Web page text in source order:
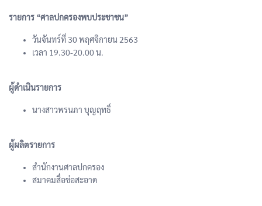
รายการ “ศาลปกครองพบประชาชน”
วันจันทร์ที่ 30 พฤศจิกายน 2563
เวลา 19.30-20.00 น.
ผู้ดำเนินรายการ
นางสาวพรนภา บุญฤทธิ์
ผู้ผลิตรายการ
สำนักงานศาลปกครอง
สมาคมสื่อช่อสะอาด